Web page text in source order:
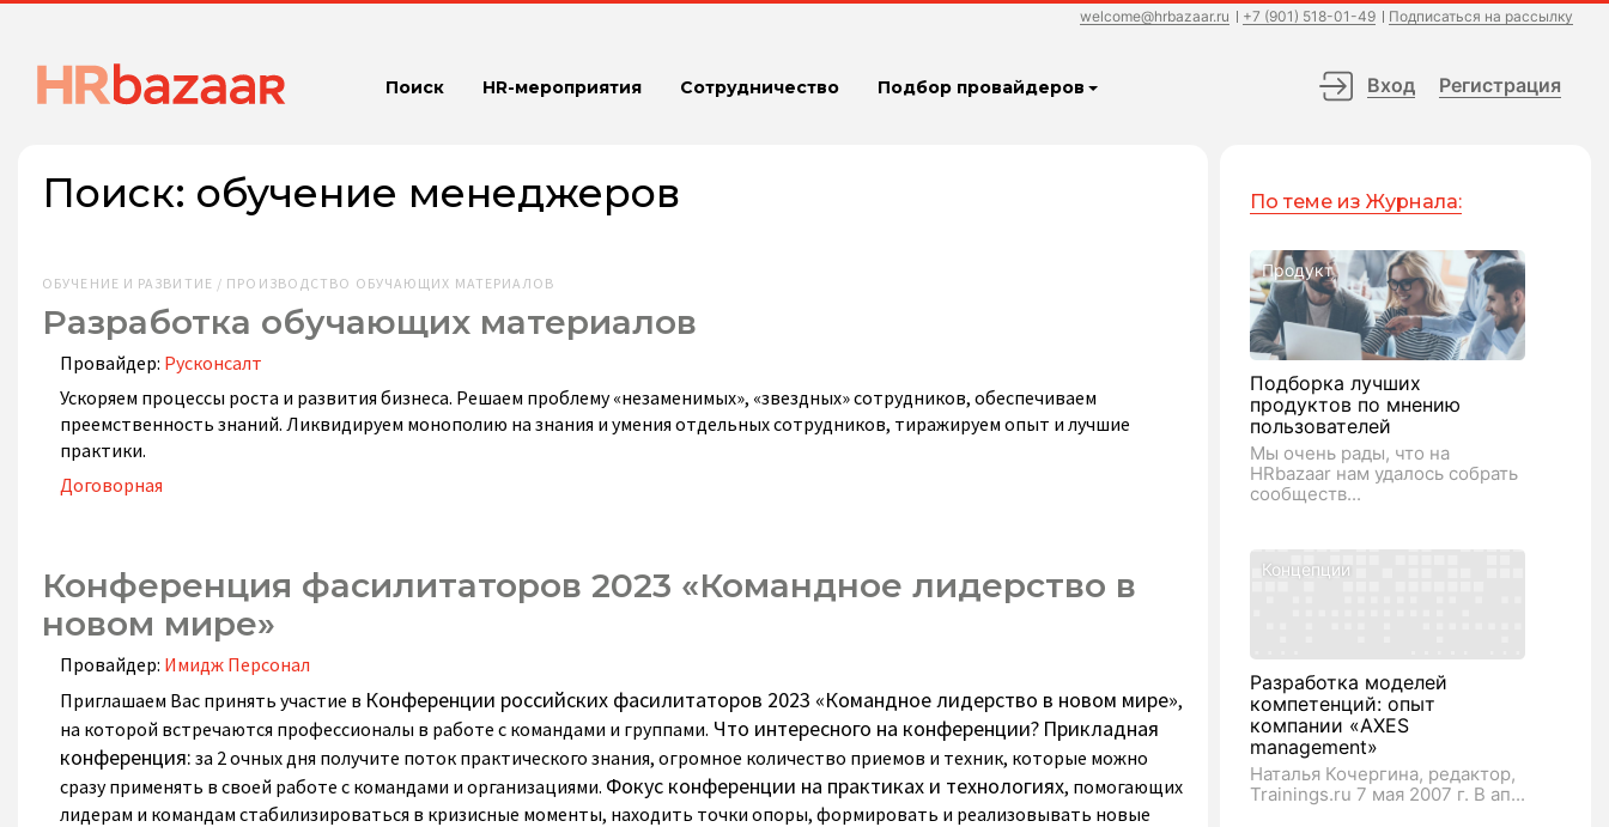
welcome@hrbazaar.ru +7 (901) 518-01-49 Подписаться на рассылку
Поиск HR-мероприятия Сотрудничество Подбор провайдеров Вход Регистрация
Поиск: обучение менеджеров
ОБУЧЕНИЕ И РАЗВИТИЕ / ПРОИЗВОДСТВО ОБУЧАЮЩИХ МАТЕРИАЛОВ
Разработка обучающих материалов
Провайдер: Русконсалт
Ускоряем процессы роста и развития бизнеса. Решаем проблему «незаменимых», «звездных» сотрудников, обеспечиваем
преемственность знаний. Ликвидируем монополию на знания и умения отдельных сотрудников, тиражируем опыт и лучшие
практики.
Договорная
Конференция фасилитаторов 2023 «Командное лидерство в
новом мире»
Провайдер: Имидж Персонал
Приглашаем Вас принять участие в Конференции российских фасилитаторов 2023 «Командное лидерство в новом мире»,
на которой встречаются профессионалы в работе с командами и группами. Что интересного на конференции? Прикладная
конференция: за 2 очных дня получите поток практического знания, огромное количество приемов и техник, которые можно
сразу применять в своей работе с командами и организациями. Фокус конференции на практиках и технологиях, помогающих
лидерам и командам стабилизироваться в кризисные моменты, находить точки опоры, формировать и реализовывать новые
По теме из Журнала:
Продукт
Подборка лучших
продуктов по мнению
пользователей
Мы очень рады, что на
HRbazaar нам удалось собрать
сообществ...
Концепции
Разработка моделей
компетенций: опыт
компании «AXES
management»
Наталья Кочергина, редактор,
Trainings.ru 7 мая 2007 г. В ап...